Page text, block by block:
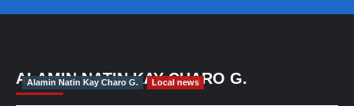
ALAMIN NATIN KAY CHARO G.
Alamin Natin Kay Charo G. Local news